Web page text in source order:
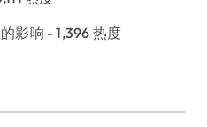
影响 - 1,396 热度